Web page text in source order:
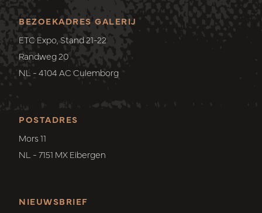
POSTADRES
Mors 11
NL - 7151 MX Eibergen
BEZOEKADRES GALERIJ
ETC Expo, Stand 21-22
Randweg 20
NL - 4104 AC Culemborg
NIEUWSBRIEF